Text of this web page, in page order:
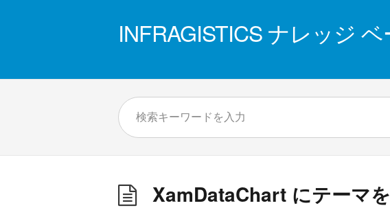
INFRAGISTICS ナレッジ ベ
XamDataChart にテーマ